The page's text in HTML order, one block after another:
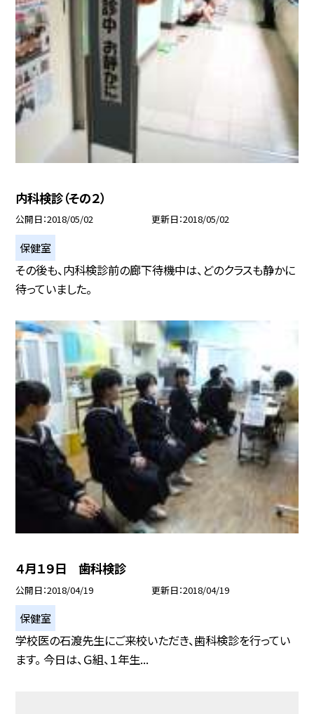
内科検診（その２）
公開日 2018/05/02 更新日 2018/05/02
保健室
その後も、内科検診前の廊下待機中は、どのクラスも静かに
待っていました。
４月１９日 歯科検診
公開日 2018/04/19 更新日 2018/04/19
保健室
学校医の石渡先生にご来校いただき、歯科検診を行ってい
ます。 今日は、Ｇ組、１年生...